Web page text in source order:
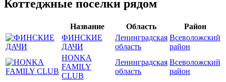
Коттеджные поселки рядом
Название Область
Район
ФИНСКИЕ
ДАЧИ
Ленинградская
область
Всеволожский
район
HONKA
FAMILY
CLUB
Ленинградская
область
Всеволожский
район